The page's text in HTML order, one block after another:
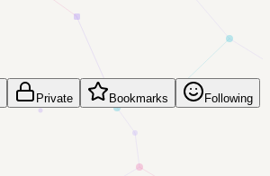
Private Bookmarks Following